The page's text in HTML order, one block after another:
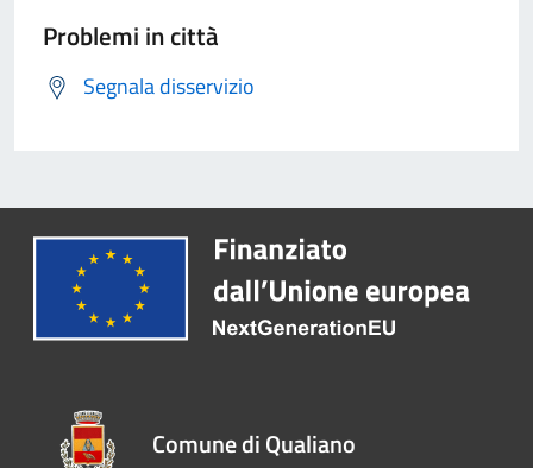
Problemi in città
Segnala disservizio
Comune di Qualiano